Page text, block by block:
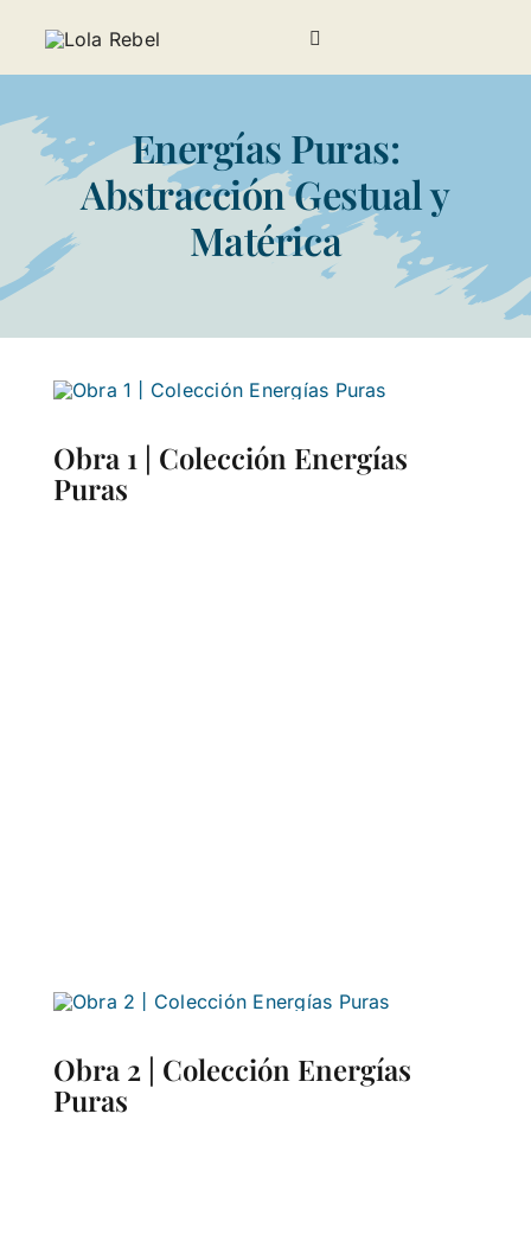
Toggle
Navigation
Sobre Lola Rebel
Noticias
Invitados
Energías Puras:
Abstracción Gestual y
Matérica
Obra 1 | Colección Energías
Puras
Obra 2 | Colección Energías
Puras